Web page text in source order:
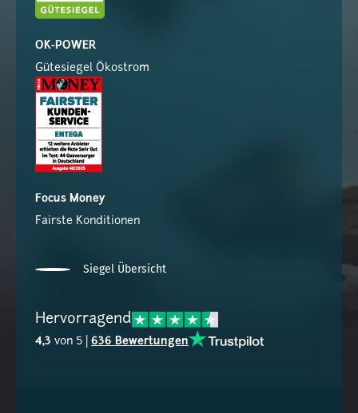
OK-POWER
Gütesiegel Ökostrom
Focus Money
Fairste Konditionen
Siegel Übersicht
Hervorragend
4,3 von 5 | 636 Bewertungen